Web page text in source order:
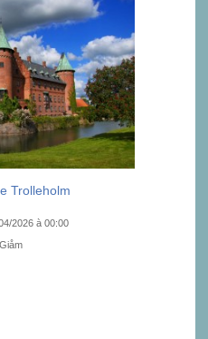
Trolleholm
2026 à 00:00